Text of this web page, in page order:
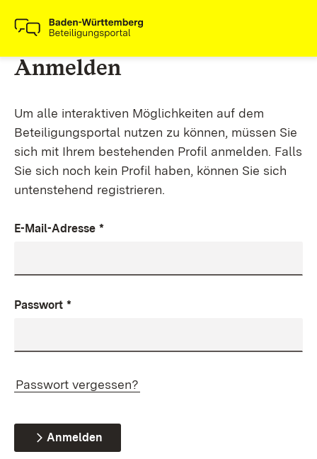
Anmelden
Um alle interaktiven Möglichkeiten auf dem
Beteiligungsportal nutzen zu können, müssen Sie
sich mit Ihrem bestehenden Profil anmelden. Falls
Sie sich noch kein Profil haben, können Sie sich
untenstehend registrieren.
E-Mail-Adresse *
Passwort *
Passwort vergessen?
Anmelden